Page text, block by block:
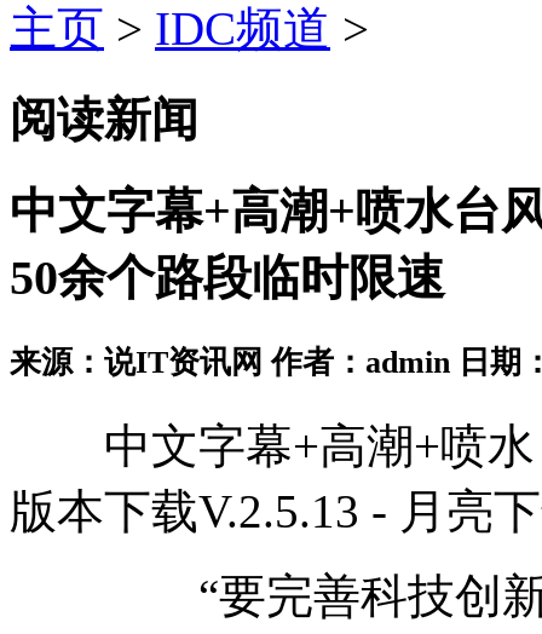
主页 > IDC频道 >
阅读新闻
中文字幕+高潮+喷水台
50余个路段临时限速
来源：说IT资讯网 作者：admin 日期
中文字幕+高潮+喷水
版本下载V.2.5.13 - 月亮
“要完善科技创新体